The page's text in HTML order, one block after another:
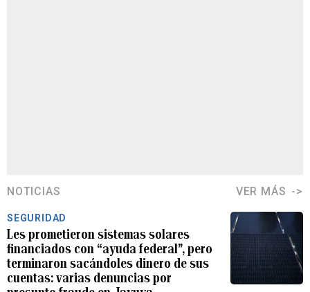
NOTICIAS VER MÁS
SEGURIDAD
Les prometieron sistemas solares
financiados con “ayuda federal”, pero
terminaron sacándoles dinero de sus
cuentas: varias denuncias por